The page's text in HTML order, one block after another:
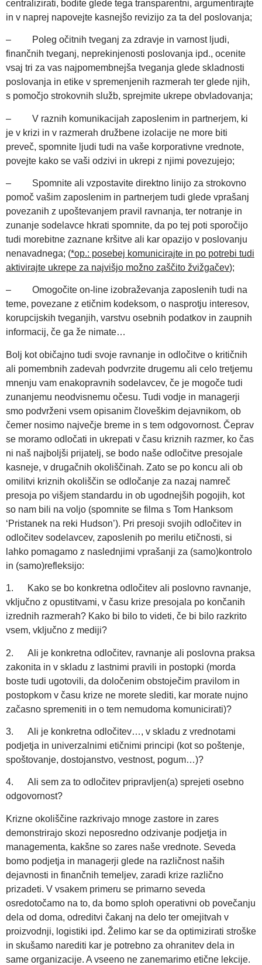
centralizirati, bodite glede tega transparentni, argumentirajte
in v naprej napovejte kasnejšo revizijo za ta del poslovanja;
– Poleg očitnih tveganj za zdravje in varnost ljudi,
finančnih tveganj, neprekinjenosti poslovanja ipd., ocenite
vsaj tri za vas najpomembnejša tveganja glede skladnosti
poslovanja in etike v spremenjenih razmerah ter glede njih,
s pomočjo strokovnih služb, sprejmite ukrepe obvladovanja;
– V raznih komunikacijah zaposlenim in partnerjem, ki
je v krizi in v razmerah družbene izolacije ne more biti
preveč, spomnite ljudi tudi na vaše korporativne vrednote,
povejte kako se vaši odzivi in ukrepi z njimi povezujejo;
– Spomnite ali vzpostavite direktno linijo za strokovno
pomoč vašim zaposlenim in partnerjem tudi glede vprašanj
povezanih z upoštevanjem pravil ravnanja, ter notranje in
zunanje sodelavce hkrati spomnite, da po tej poti sporočijo
tudi morebitne zaznane kršitve ali kar opazijo v poslovanju
nenavadnega; (*op.: posebej komunicirajte in po potrebi tudi
aktivirajte ukrepe za najvišjo možno zaščito žvižgačev);
– Omogočite on-line izobraževanja zaposlenih tudi na
teme, povezane z etičnim kodeksom, o nasprotju interesov,
korupcijskih tveganjih, varstvu osebnih podatkov in zaupnih
informacij, če ga že nimate…
Bolj kot običajno tudi svoje ravnanje in odločitve o kritičnih
ali pomembnih zadevah podvrzite drugemu ali celo tretjemu
mnenju vam enakopravnih sodelavcev, če je mogoče tudi
zunanjemu neodvisnemu očesu. Tudi vodje in managerji
smo podvrženi vsem opisanim človeškim dejavnikom, ob
čemer nosimo največje breme in s tem odgovornost. Čeprav
se moramo odločati in ukrepati v času kriznih razmer, ko čas
ni naš najboljši prijatelj, se bodo naše odločitve presojale
kasneje, v drugačnih okoliščinah. Zato se po koncu ali ob
omilitvi kriznih okoliščin se odločanje za nazaj namreč
presoja po višjem standardu in ob ugodnejših pogojih, kot
so nam bili na voljo (spomnite se filma s Tom Hanksom
‘Pristanek na reki Hudson’). Pri presoji svojih odločitev in
odločitev sodelavcev, zaposlenih po merilu etičnosti, si
lahko pomagamo z naslednjimi vprašanji za (samo)kontrolo
in (samo)refleksijo:
1. Kako se bo konkretna odločitev ali poslovno ravnanje,
vključno z opustitvami, v času krize presojala po končanih
izrednih razmerah? Kako bi bilo to videti, če bi bilo razkrito
vsem, vključno z mediji?
2. Ali je konkretna odločitev, ravnanje ali poslovna praksa
zakonita in v skladu z lastnimi pravili in postopki (morda
boste tudi ugotovili, da določenim obstoječim pravilom in
postopkom v času krize ne morete slediti, kar morate nujno
začasno spremeniti in o tem nemudoma komunicirati)?
3. Ali je konkretna odločitev…, v skladu z vrednotami
podjetja in univerzalnimi etičnimi principi (kot so poštenje,
spoštovanje, dostojanstvo, vestnost, pogum…)?
4. Ali sem za to odločitev pripravljen(a) sprejeti osebno
odgovornost?
Krizne okoliščine razkrivajo mnoge zastore in zares
demonstrirajo skozi neposredno odzivanje podjetja in
managementa, kakšne so zares naše vrednote. Seveda
bomo podjetja in managerji glede na različnost naših
dejavnosti in finančnih temeljev, zaradi krize različno
prizadeti. V vsakem primeru se primarno seveda
osredotočamo na to, da bomo sploh operativni ob povečanju
dela od doma, odreditvi čakanj na delo ter omejitvah v
proizvodnji, logistiki ipd. Želimo kar se da optimizirati stroške
in skušamo narediti kar je potrebno za ohranitev dela in
same organizacije. A vseeno ne zanemarimo etične lekcije.